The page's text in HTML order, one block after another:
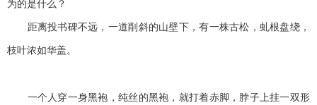
为的是什么？
距离投书碑不远，一道削斜的山壁下，有一株古松，虬根盘绕，
枝叶浓如华盖。
一个人穿一身黑袍，纯丝的黑袍，就打着赤脚，脖子上挂一双形